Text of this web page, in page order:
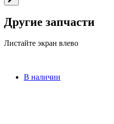
Другие запчасти
Листайте экран влево
В наличии